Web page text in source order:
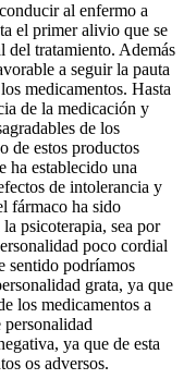
al enfermo a
el primer alivio que se
del tratamiento. Además
a seguir la pauta
medicamentos. Hasta
de la medicación y
de los
de estos productos
ha establecido una
de intolerancia y
fármaco ha sido
psicoterapia, sea por
poco cordial
sentido podríamos
grata, ya que
los medicamentos a
ya que de esta
os adversos.